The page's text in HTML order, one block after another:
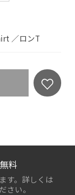
／ロンT
料
す。詳しくは
さい。